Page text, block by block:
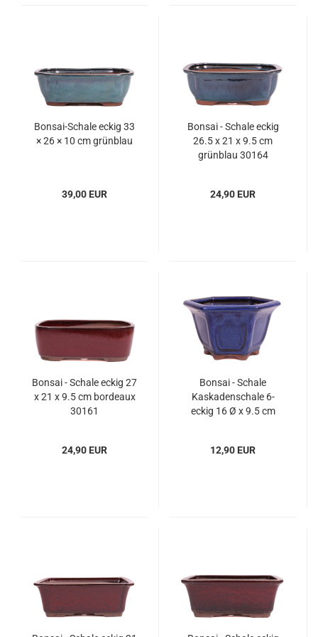
Bonsai-Schale eckig 33
× 26 × 10 cm grünblau
39,00 EUR
Bonsai - Schale eckig
26.5 x 21 x 9.5 cm
grünblau 30164
24,90 EUR
Bonsai - Schale eckig 27
x 21 x 9.5 cm bordeaux
30161
24,90 EUR
Bonsai - Schale
Kaskadenschale 6-
eckig 16 Ø x 9.5 cm
12,90 EUR